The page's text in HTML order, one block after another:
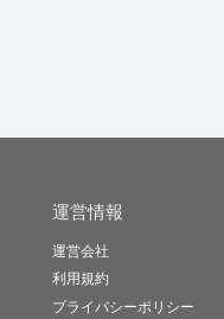
運営情報
運営会社
利用規約
プライバシーポリシー